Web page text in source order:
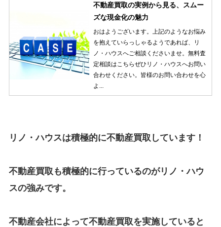
不動産買取の実例から見る、スムー
ズな現金化の魅力
おはようございます。上記のようなお悩み
を抱えていらっしゃるようであれば、リ
ノ・ハウスへご相談くださいませ。無料査
定相談はこちらぜひリノ・ハウスへお問い
合わせください。皆様のお問い合わせを心
よ...
リノ・ハウスは積極的に不動産買取しています！
不動産買取も積極的に行っているのがリノ・ハウ
スの強みです。
不動産会社によって不動産買取を実施していると